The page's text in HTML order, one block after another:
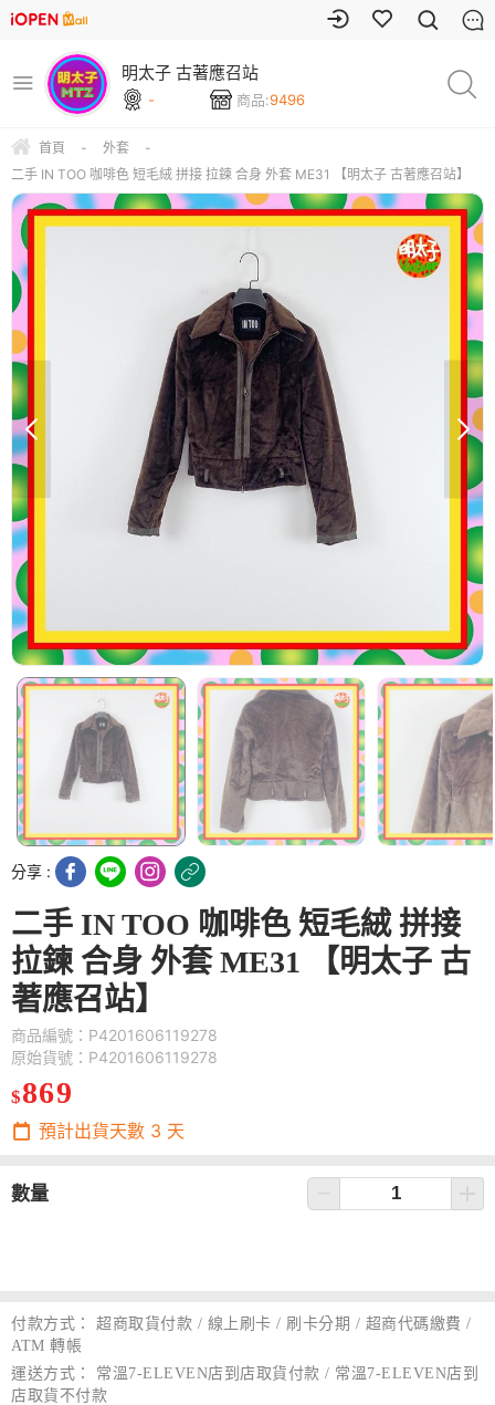
明太子 古著應召站
- 商品:9496
首頁 - 外套
-
二手 IN TOO 咖啡色 短毛絨 拼接 拉鍊 合身 外套 ME31 【明太子 古著應召站】
分享 :
二手 IN TOO 咖啡色 短毛絨 拼接
拉鍊 合身 外套 ME31 【明太子 古
著應召站】
商品編號：P4201606119278
原始貨號：P4201606119278
$869
預計出貨天數 3 天
數量
付款方式：
超商取貨付款 / 線上刷卡 / 刷卡分期 / 超商代碼繳費 /
ATM 轉帳
運送方式：
常溫7-ELEVEN店到店取貨付款 / 常溫7-ELEVEN店到
店取貨不付款